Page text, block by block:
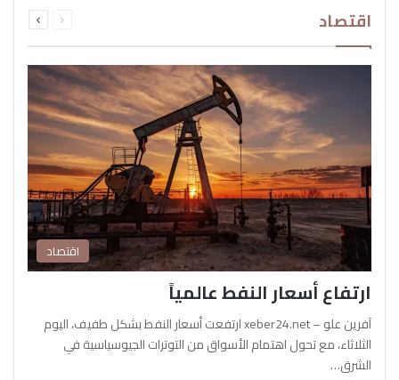
اقتصاد الصفحةالصفحة
اقتصاد
ارتفاع أسعار النفط عالمياً
آفرين علو – xeber24.net ارتفعت أسعار النفط بشكل طفيف، اليوم
الثلاثاء، مع تحول اهتمام الأسواق من التوترات الجيوسياسية في
الشرق…